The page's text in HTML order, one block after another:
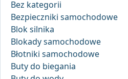
Bez kategorii
Bezpieczniki samochodowe
Blok silnika
Blokady samochodowe
Błotniki samochodowe
Buty do biegania